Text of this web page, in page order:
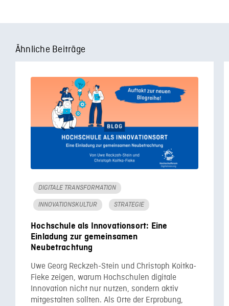
Ähnliche Beiträge
DIGITALE TRANSFORMATION
INNOVATIONSKULTUR STRATEGIE
Hochschule als Innovationsort: Eine
Einladung zur gemeinsamen
Neubetrachtung
Uwe Georg Reckzeh-Stein und Christoph Koitka-
Fieke zeigen, warum Hochschulen digitale
Innovation nicht nur nutzen, sondern aktiv
mitgestalten sollten. Als Orte der Erprobung,